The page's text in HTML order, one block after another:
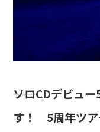
――ソロCDデビュ
す！ 5周年ツア